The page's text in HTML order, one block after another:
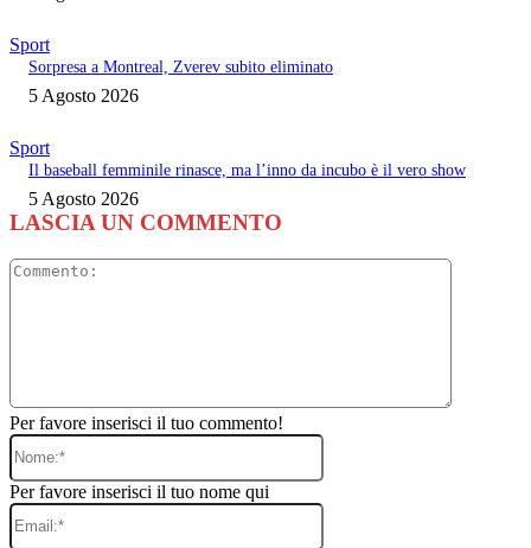
Sport
Sorpresa a Montreal, Zverev subito eliminato
5 Agosto 2026
Sport
Il baseball femminile rinasce, ma l’inno da incubo è il vero show
5 Agosto 2026
LASCIA UN COMMENTO
Per favore inserisci il tuo commento!
Nome:*
Per favore inserisci il tuo nome qui
Email:*